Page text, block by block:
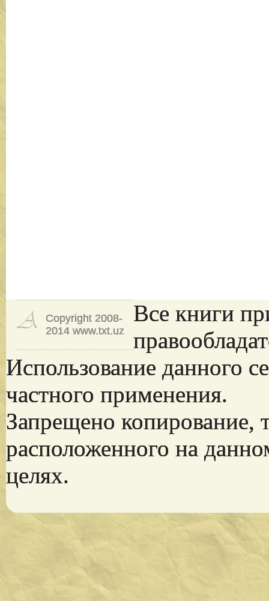
Copyright 2008-
2014 www.txt.uz
Все книги
Использование данного
частного применения.
Запрещено копирование,
расположенного на
целях.